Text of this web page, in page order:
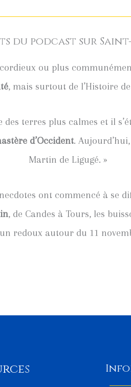
du podcast sur
ou plus
, mais surtout de l’Histoire
des terres plus calmes et il
d’Occident.
Martin de Ligugé. »
ont commencé à se
, de Candes à Tours, les
redoux autour du 11